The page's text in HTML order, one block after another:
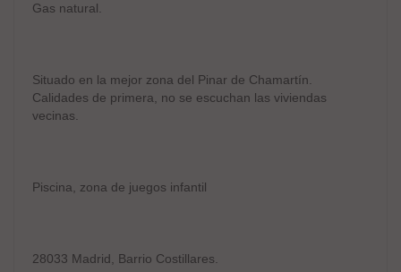
Gas natural.
Situado en la mejor zona del Pinar de Chamartín.
Calidades de primera, no se escuchan las viviendas
vecinas.
Piscina, zona de juegos infantil
28033 Madrid, Barrio Costillares.